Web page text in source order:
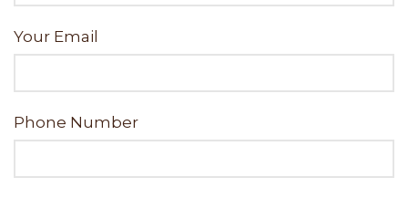
Your Email
Phone Number